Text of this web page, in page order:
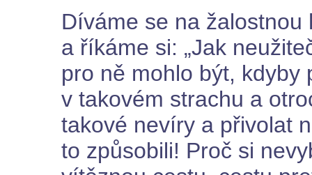
Díváme se na
a říkáme si: „Jak
pro ně mohlo být, kdyby
v takovém strachu a
takové nevíry a přivolat
to způsobili! Proč si